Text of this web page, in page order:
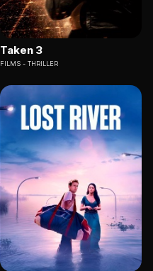
Taken 3
FILMS THRILLER